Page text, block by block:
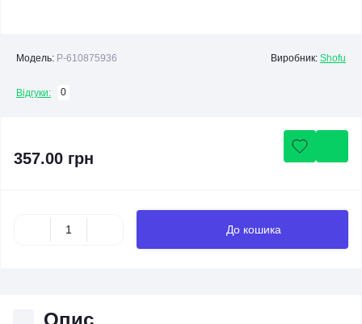
Модель: P-610875936 Виробник: Shofu
Відгуки: 0
357.00 грн
До кошика
Опис